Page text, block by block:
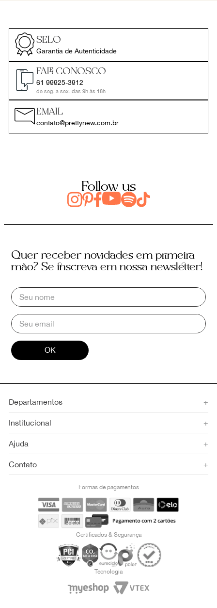
SELO
Garantia de Autenticidade
FALE CONOSCO
61 99925-3912
de seg. a sex. das 9h às 18h
EMAIL
contato@prettynew.com.br
Follow us
Quer receber novidades em primeira
mão? Se inscreva em nossa newsletter!
OK
Departamentos +
Institucional +
Ajuda +
Contato +
Formas de pagamentos
Certificados & Segurança
Tecnologia